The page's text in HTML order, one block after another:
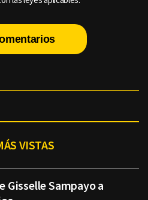
VISTAS
Gisselle Sampayo a